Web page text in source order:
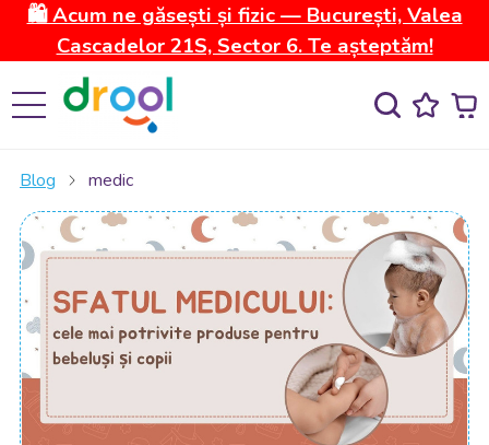
🛍️ Acum ne găsești și fizic — București, Valea
Cascadelor 21S, Sector 6. Te așteptăm!
Blog medic